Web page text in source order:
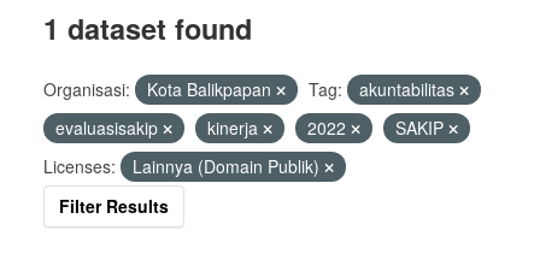
1 dataset found
Organisasi: Kota Balikpapan Tag:
akuntabilitas
evaluasisakip
kinerja 2022
SAKIP
Licenses:
Lainnya (Domain Publik)
Filter Results